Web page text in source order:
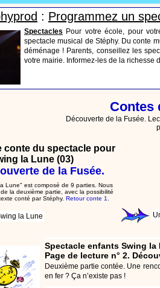
: Programmez un
Spectacles Pour votre école, pour
spectacle musical de Stéphy. Du conte
déménage ! Parents, conseillez les
votre mairie. Informez-les de la richesse
Contes
Découverte de la Fusée.
conte du spectacle pour
la Lune (03)
de la Fusée.
Lune" est composé de 9 parties. Nous
la deuxième partie, avec la possibilité
conté par Stéphy. Retour conte 1
la Lune
Spectacle enfants Swing la
Page de lecture n° 2.
Deuxième partie contée. Une
en fer ? Ça n’existe pas !